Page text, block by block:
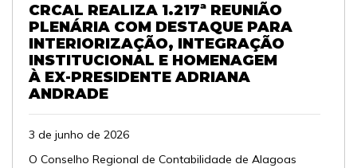
CRCAL REALIZA 1.217ª REUNIÃO
PLENÁRIA COM DESTAQUE PARA
INTERIORIZAÇÃO, INTEGRAÇÃO
INSTITUCIONAL E HOMENAGEM
À EX-PRESIDENTE ADRIANA
ANDRADE
3 de junho de 2026
O Conselho Regional de Contabilidade de Alagoas